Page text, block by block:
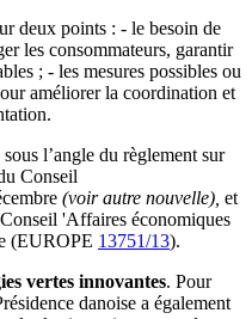
deux points : - le besoin de
les consommateurs, garantir
; - les mesures possibles ou
améliorer la coordination et
l’angle du règlement sur
Conseil
(voir autre nouvelle), et
'Affaires économiques
(EUROPE 13751/13).
vertes innovantes. Pour
danoise a également